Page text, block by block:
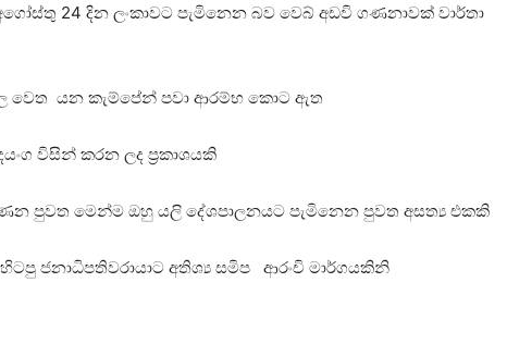
24 දින ලංකාවට පැමිනෙන බව වෙබ් අඩවි ගණනාවක් වාර්තා
යන කැම්පේන් පවා ආරම්භ කොට ඇත
විසින් කරන ලද ප්‍රකාශයකි
පුවත මෙන්ම ඔහු යලි දේශපාලනයට පැමිනෙන පුවත අසත්‍ය එකකි
ජනාධිපතිවරායාට අතිශ්‍ය සමිප ආරංචි මාර්ගයකිනි